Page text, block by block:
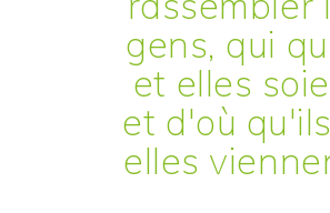
gens, qui
et elles
et d'où
elles